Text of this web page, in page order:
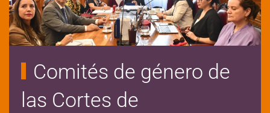
Comités de género de
las Cortes de